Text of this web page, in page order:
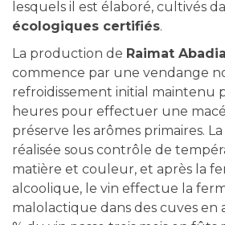
lesquels il est élaboré, cultivés
écologiques certifiés.
La production de Raimat
commence par une vendange
refroidissement initial maintenu
heures pour effectuer une
préserve les arômes primaires.
réalisée sous contrôle de
matière et couleur, et après la
alcoolique, le vin effectue la
malolactique dans des cuves en